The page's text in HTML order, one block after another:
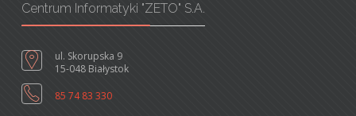
Centrum Informatyki "ZETO" S.A.
ul. Skorupska 9
15-048 Białystok
85 74 83 330